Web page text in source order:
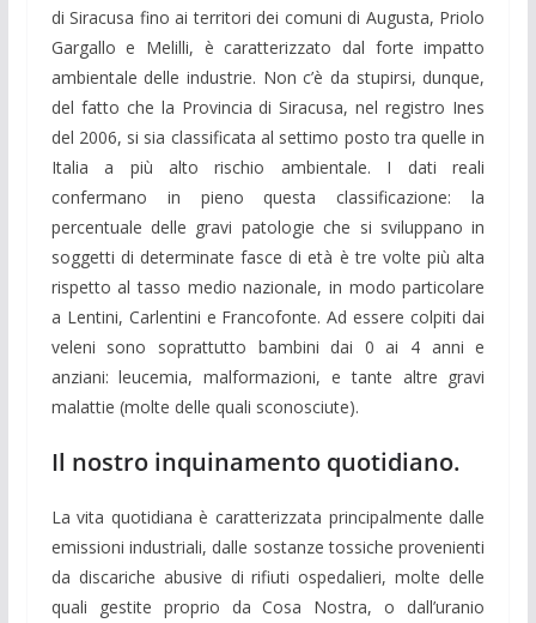
di Siracusa fino ai territori dei comuni di Augusta, Priolo
Gargallo e Melilli, è caratterizzato dal forte impatto
ambientale delle industrie. Non c’è da stupirsi, dunque,
del fatto che la Provincia di Siracusa, nel registro Ines
del 2006, si sia classificata al settimo posto tra quelle in
Italia a più alto rischio ambientale. I dati reali
confermano in pieno questa classificazione: la
percentuale delle gravi patologie che si sviluppano in
soggetti di determinate fasce di età è tre volte più alta
rispetto al tasso medio nazionale, in modo particolare
a Lentini, Carlentini e Francofonte. Ad essere colpiti dai
veleni sono soprattutto bambini dai 0 ai 4 anni e
anziani: leucemia, malformazioni, e tante altre gravi
malattie (molte delle quali sconosciute).
Il nostro inquinamento quotidiano.
La vita quotidiana è caratterizzata principalmente dalle
emissioni industriali, dalle sostanze tossiche provenienti
da discariche abusive di rifiuti ospedalieri, molte delle
quali gestite proprio da Cosa Nostra, o dall’uranio